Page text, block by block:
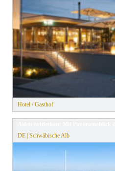
» Alle Filter zurücksetzen
Hotel / Gasthof
DE | Schwäbische Alb